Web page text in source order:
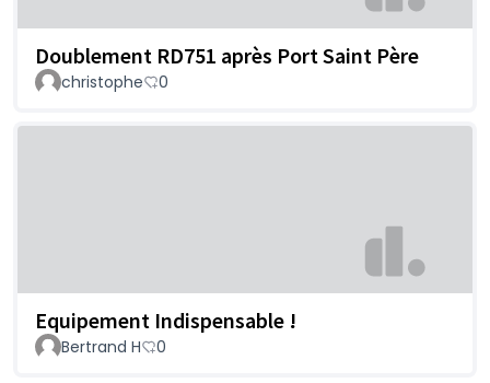
Doublement RD751 après Port Saint Père
christophe 0
Equipement Indispensable !
Bertrand H 0